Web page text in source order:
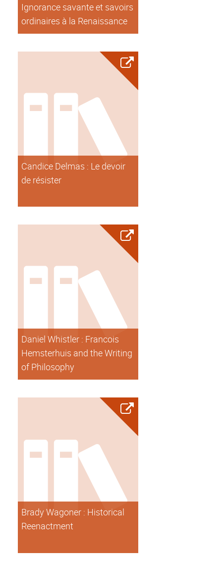
Ignorance savante et savoirs
ordinaires à la Renaissance
Candice Delmas : Le devoir
de résister
Daniel Whistler : Francois
Hemsterhuis and the Writing
of Philosophy
Brady Wagoner : Historical
Reenactment